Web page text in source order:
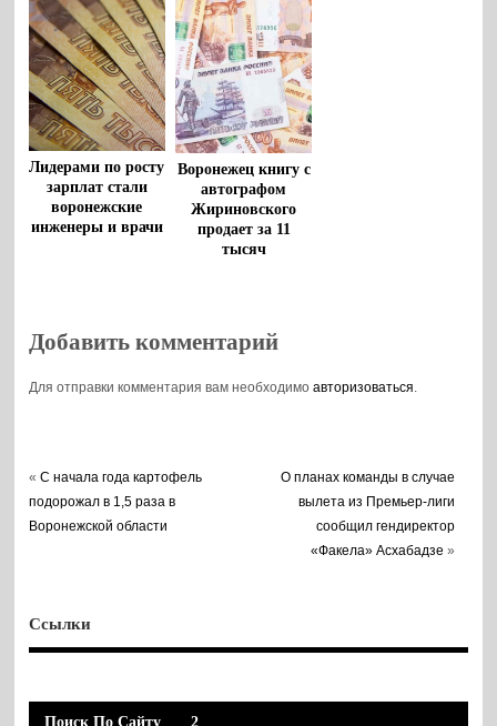
Лидерами по росту
зарплат стали
воронежские
инженеры и врачи
Воронежец книгу с
автографом
Жириновского
продает за 11
тысяч
Добавить комментарий
Для отправки комментария вам необходимоавторизоваться.
«С начала года картофель
подорожал в 1,5 раза в
Воронежской области
О планах команды в случае
вылета из Премьер-лиги
сообщил гендиректор
«Факела» Асхабадзе »
Ссылки
Поиск По Сайту 2